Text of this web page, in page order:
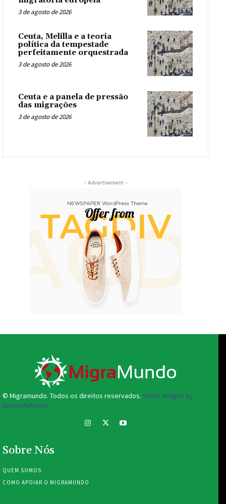
3 de agosto de 2026
Ceuta, Melilla e a teoria
política da tempestade
perfeitamente orquestrada
3 de agosto de 2026
Ceuta e a panela de pressão
das migrações
3 de agosto de 2026
- Advertisement -
© Migramundo. Todos os direitos reservados. Stock images by
Depositphotos.
Sobre Nós
QUEM SOMOS
COMO APOIAR O MIGRAMUNDO